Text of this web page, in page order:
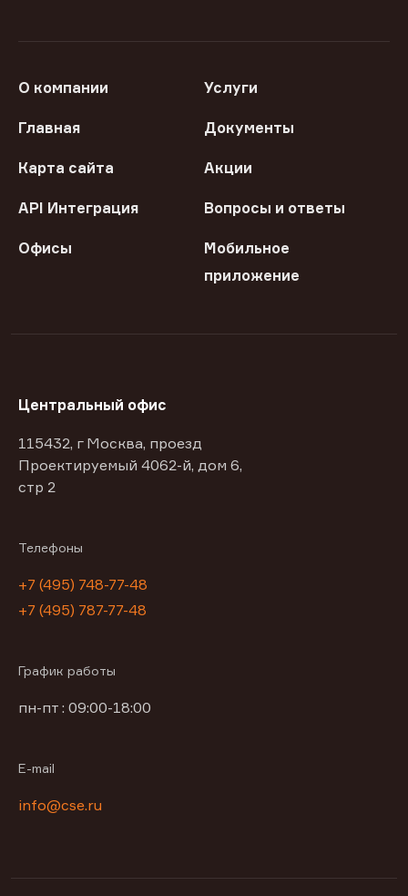
О компании Услуги
Главная Документы
Карта сайта Акции
API Интеграция Вопросы и ответы
Офисы
Мобильное
приложение
Центральный офис
115432, г Москва, проезд
Проектируемый 4062-й, дом 6,
стр 2
Телефоны
+7 (495) 748-77-48
+7 (495) 787-77-48
График работы
пн-пт : 09:00-18:00
E-mail
info@cse.ru